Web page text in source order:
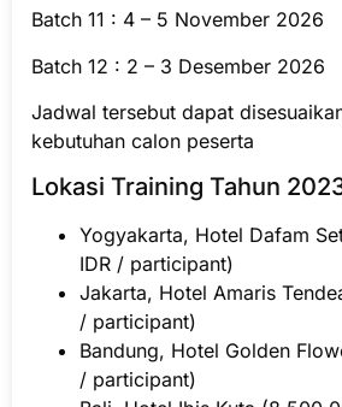
Batch 11 : 4 – 5 November 2026
Batch 12 : 2 – 3 Desember 2026
Jadwal tersebut dapat
kebutuhan calon peserta
Lokasi Training Tahun
Yogyakarta, Hotel Dafam
IDR / participant)
Jakarta, Hotel Amaris
/ participant)
Bandung, Hotel Golden
/ participant)